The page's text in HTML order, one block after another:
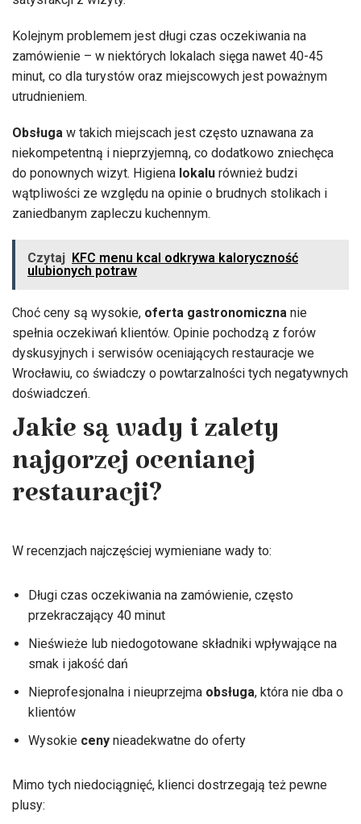
Kolejnym problemem jest długi czas oczekiwania na
zamówienie – w niektórych lokalach sięga nawet 40-45
minut, co dla turystów oraz miejscowych jest poważnym
utrudnieniem.
Obsługa w takich miejscach jest często uznawana za
niekompetentną i nieprzyjemną, co dodatkowo zniechęca
do ponownych wizyt. Higiena lokalu również budzi
wątpliwości ze względu na opinie o brudnych stolikach i
zaniedbanym zapleczu kuchennym.
Czytaj KFC menu kcal odkrywa kaloryczność
ulubionych potraw
Choć ceny są wysokie, oferta gastronomiczna nie
spełnia oczekiwań klientów. Opinie pochodzą z forów
dyskusyjnych i serwisów oceniających restauracje we
Wrocławiu, co świadczy o powtarzalności tych negatywnych
doświadczeń.
Jakie są wady i zalety
najgorzej ocenianej
restauracji?
W recenzjach najczęściej wymieniane wady to:
Długi czas oczekiwania na zamówienie, często
przekraczający 40 minut
Nieświeże lub niedogotowane składniki wpływające na
smak i jakość dań
Nieprofesjonalna i nieuprzejma obsługa, która nie dba o
klientów
Wysokie ceny nieadekwatne do oferty
Mimo tych niedociągnięć, klienci dostrzegają też pewne
plusy: